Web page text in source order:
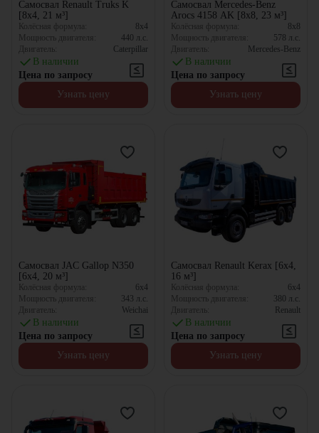
Самосвал Renault Truks K
[8x4, 21 м³]
Колёсная формула:
8x4
Мощность двигателя:
440 л.с.
Двигатель:
Caterpillar
В наличии
Цена по запросу
Узнать цену
Самосвал Mercedes-Benz
Arocs 4158 AK [8x8, 23 м³]
Колёсная формула:
8x8
Мощность двигателя:
578 л.с.
Двигатель:
Mercedes-Benz
В наличии
Цена по запросу
Узнать цену
Самосвал JAC Gallop N350
[6x4, 20 м³]
Колёсная формула:
6x4
Мощность двигателя:
343 л.с.
Двигатель:
Weichai
В наличии
Цена по запросу
Узнать цену
Самосвал Renault Kerax [6x4,
16 м³]
Колёсная формула:
6x4
Мощность двигателя:
380 л.с.
Двигатель:
Renault
В наличии
Цена по запросу
Узнать цену